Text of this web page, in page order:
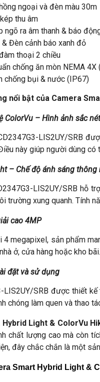
ngoại và đèn màu 30m
thu âm
ngõ ra âm thanh & báo
Đèn cảnh báo xanh đỏ
thoại 2 chiều
chống ăn mòn NEMA
chống bụi & nước (IP67)
nổi bật của Camera
ColorVu – Hình ảnh sắc
LIS2UY/SRB
này giúp người dùng có
– Chế độ ánh sáng thông
LIS2UY/SRB hỗ
trường xung quanh. Tính
cao 4MP
4 megapixel, sản phẩm
ở, cửa hàng hoặc kho bãi.
đặt và sử dụng
LIS2UY/SRB được thiết
chóng làm quen và thao
Light & ColorVu
chất lượng cao mà còn
đây chắc chắn là một
Smart Hybrid Light &